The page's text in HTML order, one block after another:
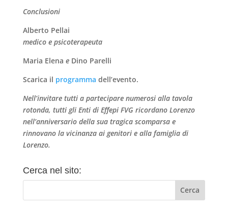
Conclusioni
Alberto Pellai
medico e psicoterapeuta
Maria Elena e Dino Parelli
Scarica il programma dell’evento.
Nell’invitare tutti a partecipare numerosi alla tavola
rotonda, tutti gli Enti di Effepi FVG ricordano Lorenzo
nell’anniversario della sua tragica scomparsa e
rinnovano la vicinanza ai genitori e alla famiglia di
Lorenzo.
Cerca nel sito: